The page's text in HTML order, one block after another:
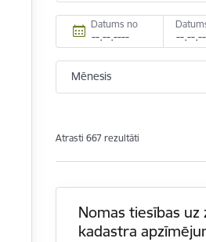
Datums no
Mēnesis
Atrasti 667 rezultāti
Nomas tiesības
kadastra